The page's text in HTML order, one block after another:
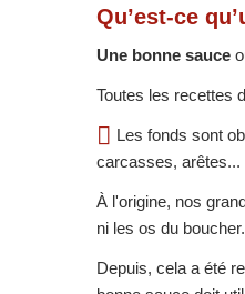
Qu’est-ce
Une bonne sauce
Toutes les recettes
Les fonds sont
carcasses, arêtes...
À l'origine, nos
ni les os du
Depuis, cela a été